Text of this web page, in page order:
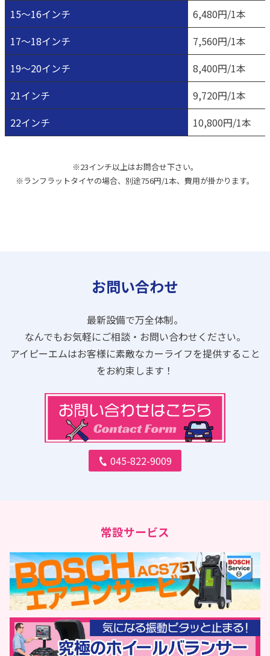
15～16インチ
6,480円/1本
17～18インチ
7,560円/1本
19～20インチ
8,400円/1本
21インチ
9,720円/1本
22インチ
10,800円/1本
※23インチ以上はお問合せ下さい。
※ランフラットタイヤの場合、別途756円/1本、費用が掛かります。
お問い合わせ
最新設備で万全体制。
なんでもお気軽にご相談・お問い合わせください。
アイピーエムはお客様に素敵なカーライフを提供すること
をお約束します！
045-822-9009
常設サービス